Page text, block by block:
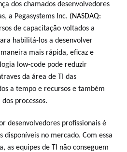
dos chamados desenvolvedores
a Pegasystems Inc. (NASDAQ:
de capacitação voltados a
habilitá-los a desenvolver
mais rápida, eficaz e
low-code pode reduzir
da área de TI das
a tempo e recursos e também
processos.
desenvolvedores profissionais é
disponíveis no mercado. Com essa
as equipes de TI não conseguem